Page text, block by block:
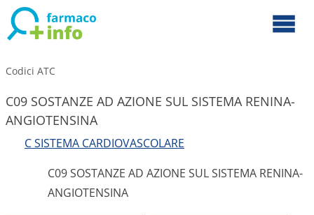
Codici ATC
C09 SOSTANZE AD AZIONE SUL SISTEMA RENINA-
ANGIOTENSINA
C SISTEMA CARDIOVASCOLARE
C09 SOSTANZE AD AZIONE SUL SISTEMA RENINA-
ANGIOTENSINA